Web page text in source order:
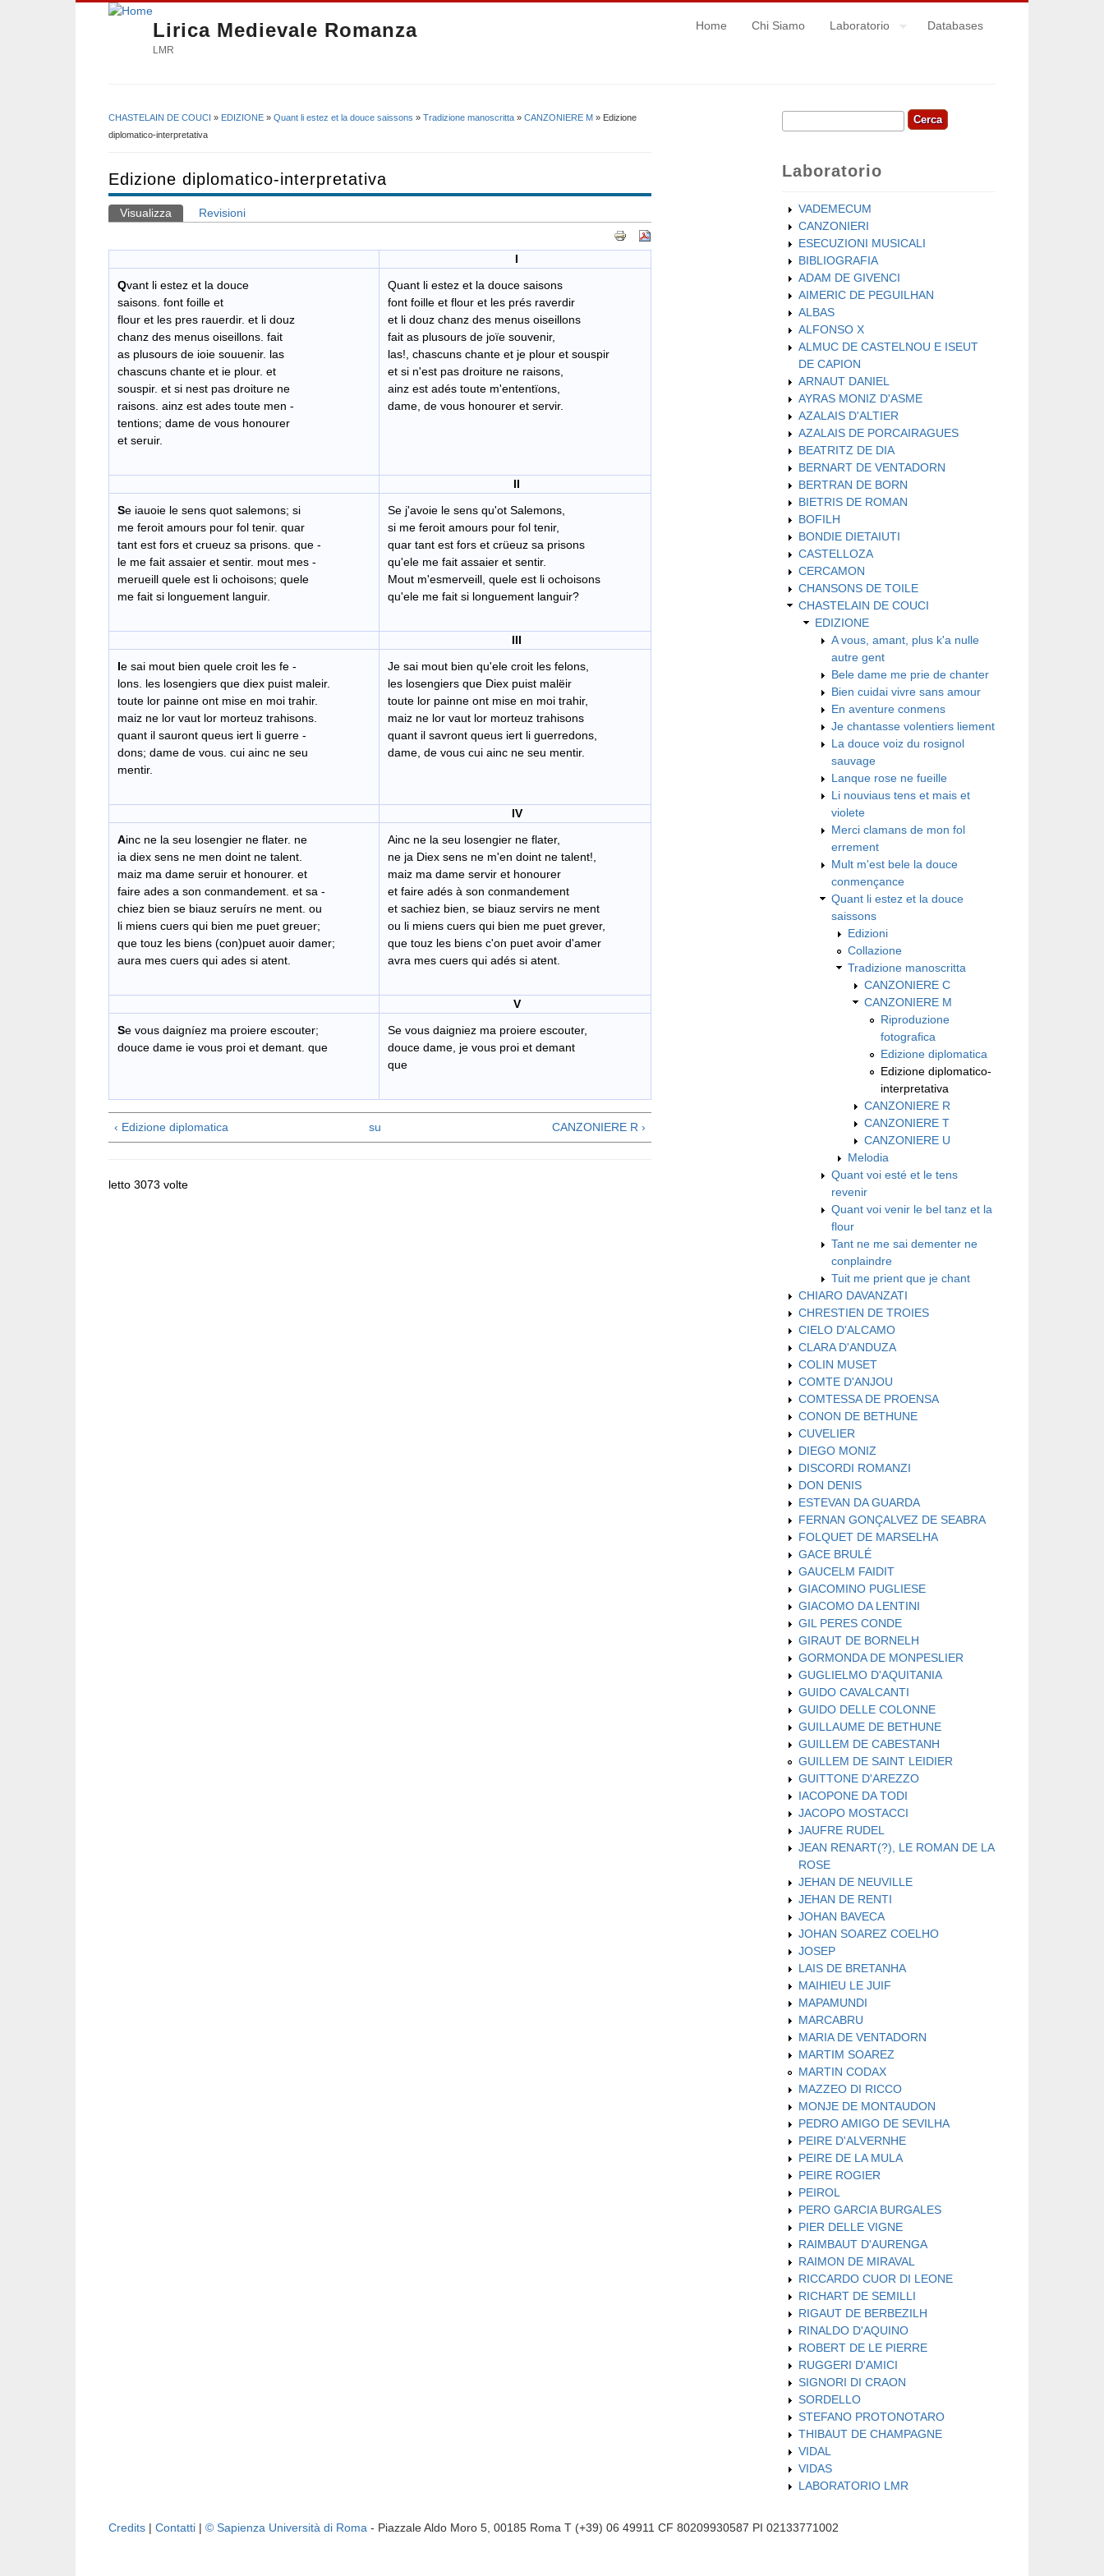
Lirica Medievale Romanza
LMR
Home Chi Siamo Laboratorio Databases
Tu sei qui
CHASTELAIN DE COUCI » EDIZIONE » Quant li estez et la douce saissons » Tradizione manoscritta » CANZONIERE M » Edizione
diplomatico-interpretativa
Edizione diplomatico-interpretativa
Schede primarie
Visualizza (scheda attiva)
Revisioni
I
Qvant li estez et la douce
saisons. font foille et
flour et les pres rauerdir. et li douz
chanz des menus oiseillons. fait
as plusours de ioie souuenir. las
chascuns chante et ie plour. et
souspir. et si nest pas droiture ne
raisons. ainz est ades toute men -
tentions; dame de vous honourer
et seruir.
Quant li estez et la douce saisons
font foille et flour et les prés raverdir
et li douz chanz des menus oiseillons
fait as plusours de joïe souvenir,
las!, chascuns chante et je plour et souspir
et si n'est pas droiture ne raisons,
ainz est adés toute m'ententïons,
dame, de vous honourer et servir.
II
Se iauoie le sens quot salemons; si
me feroit amours pour fol tenir. quar
tant est fors et crueuz sa prisons. que -
le me fait assaier et sentir. mout mes -
merueill quele est li ochoisons; quele
me fait si longuement languir.
Se j'avoie le sens qu'ot Salemons,
si me feroit amours pour fol tenir,
quar tant est fors et crüeuz sa prisons
qu'ele me fait assaier et sentir.
Mout m'esmerveill, quele est li ochoisons
qu'ele me fait si longuement languir?
III
Ie sai mout bien quele croit les fe -
lons. les losengiers que diex puist maleir.
toute lor painne ont mise en moi trahir.
maiz ne lor vaut lor morteuz trahisons.
quant il sauront queus iert li guerre -
dons; dame de vous. cui ainc ne seu
mentir.
Je sai mout bien qu'ele croit les felons,
les losengiers que Diex puist malëir
toute lor painne ont mise en moi trahir,
maiz ne lor vaut lor morteuz trahisons
quant il savront queus iert li guerredons,
dame, de vous cui ainc ne seu mentir.
IV
Ainc ne la seu losengier ne flater. ne
ia diex sens ne men doint ne talent.
maiz ma dame seruir et honourer. et
faire ades a son conmandement. et sa -
chiez bien se biauz seruírs ne ment. ou
li miens cuers qui bien me puet greuer;
que touz les biens (con)puet auoir damer;
aura mes cuers qui ades si atent.
Ainc ne la seu losengier ne flater,
ne ja Diex sens ne m'en doint ne talent!,
maiz ma dame servir et honourer
et faire adés à son conmandement
et sachiez bien, se biauz servirs ne ment
ou li miens cuers qui bien me puet grever,
que touz les biens c'on puet avoir d'amer
avra mes cuers qui adés si atent.
V
Se vous daigníez ma proiere escouter;
douce dame ie vous proi et demant. que
Se vous daigniez ma proiere escouter,
douce dame, je vous proi et demant
que
‹ Edizione diplomatica su CANZONIERE R ›
letto 3073 volte
Form di ricerca
Cerca
Laboratorio
VADEMECUM
CANZONIERI
ESECUZIONI MUSICALI
BIBLIOGRAFIA
ADAM DE GIVENCI
AIMERIC DE PEGUILHAN
ALBAS
ALFONSO X
ALMUC DE CASTELNOU E ISEUT
DE CAPION
ARNAUT DANIEL
AYRAS MONIZ D'ASME
AZALAIS D'ALTIER
AZALAIS DE PORCAIRAGUES
BEATRITZ DE DIA
BERNART DE VENTADORN
BERTRAN DE BORN
BIETRIS DE ROMAN
BOFILH
BONDIE DIETAIUTI
CASTELLOZA
CERCAMON
CHANSONS DE TOILE
CHASTELAIN DE COUCI
EDIZIONE
A vous, amant, plus k'a nulle
autre gent
Bele dame me prie de chanter
Bien cuidai vivre sans amour
En aventure conmens
Je chantasse volentiers liement
La douce voiz du rosignol
sauvage
Lanque rose ne fueille
Li nouviaus tens et mais et
violete
Merci clamans de mon fol
errement
Mult m'est bele la douce
conmençance
Quant li estez et la douce
saissons
Edizioni
Collazione
Tradizione manoscritta
CANZONIERE C
CANZONIERE M
Riproduzione
fotografica
Edizione diplomatica
Edizione diplomatico-
interpretativa
CANZONIERE R
CANZONIERE T
CANZONIERE U
Melodia
Quant voi esté et le tens
revenir
Quant voi venir le bel tanz et la
flour
Tant ne me sai dementer ne
conplaindre
Tuit me prient que je chant
CHIARO DAVANZATI
CHRESTIEN DE TROIES
CIELO D'ALCAMO
CLARA D'ANDUZA
COLIN MUSET
COMTE D'ANJOU
COMTESSA DE PROENSA
CONON DE BETHUNE
CUVELIER
DIEGO MONIZ
DISCORDI ROMANZI
DON DENIS
ESTEVAN DA GUARDA
FERNAN GONÇALVEZ DE SEABRA
FOLQUET DE MARSELHA
GACE BRULÉ
GAUCELM FAIDIT
GIACOMINO PUGLIESE
GIACOMO DA LENTINI
GIL PERES CONDE
GIRAUT DE BORNELH
GORMONDA DE MONPESLIER
GUGLIELMO D'AQUITANIA
GUIDO CAVALCANTI
GUIDO DELLE COLONNE
GUILLAUME DE BETHUNE
GUILLEM DE CABESTANH
GUILLEM DE SAINT LEIDIER
GUITTONE D'AREZZO
IACOPONE DA TODI
JACOPO MOSTACCI
JAUFRE RUDEL
JEAN RENART(?), LE ROMAN DE LA
ROSE
JEHAN DE NEUVILLE
JEHAN DE RENTI
JOHAN BAVECA
JOHAN SOAREZ COELHO
JOSEP
LAIS DE BRETANHA
MAIHIEU LE JUIF
MAPAMUNDI
MARCABRU
MARIA DE VENTADORN
MARTIM SOAREZ
MARTIN CODAX
MAZZEO DI RICCO
MONJE DE MONTAUDON
PEDRO AMIGO DE SEVILHA
PEIRE D'ALVERNHE
PEIRE DE LA MULA
PEIRE ROGIER
PEIROL
PERO GARCIA BURGALES
PIER DELLE VIGNE
RAIMBAUT D'AURENGA
RAIMON DE MIRAVAL
RICCARDO CUOR DI LEONE
RICHART DE SEMILLI
RIGAUT DE BERBEZILH
RINALDO D'AQUINO
ROBERT DE LE PIERRE
RUGGERI D'AMICI
SIGNORI DI CRAON
SORDELLO
STEFANO PROTONOTARO
THIBAUT DE CHAMPAGNE
VIDAL
VIDAS
LABORATORIO LMR
Credits | Contatti | © Sapienza Università di Roma - Piazzale Aldo Moro 5, 00185 Roma T (+39) 06 49911 CF 80209930587 PI 02133771002